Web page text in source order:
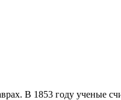
В 1853 году ученые